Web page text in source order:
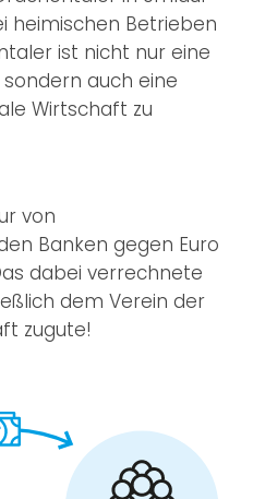
heimischen Betrieben
ist nicht nur eine
auch eine
Wirtschaft zu
von
Banken gegen Euro
dabei verrechnete
dem Verein der
zugute!